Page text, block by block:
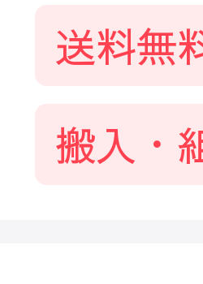
送料無
搬入・